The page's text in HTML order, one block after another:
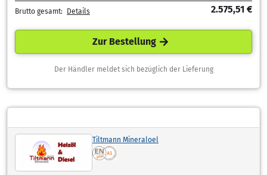
Brutto gesamt: Details 2.575,51 €
Zur Bestellung
Der Händler meldet sich bezüglich der Lieferung
Tiltmann Mineraloel